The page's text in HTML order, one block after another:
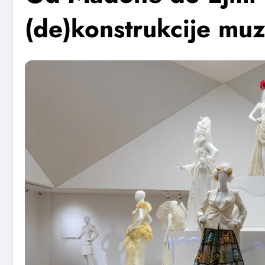
(de)konstrukcije